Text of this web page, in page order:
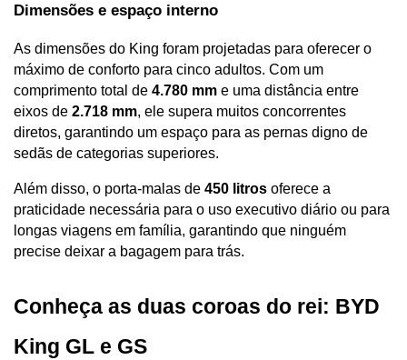
Dimensões e espaço interno
As dimensões do King foram projetadas para oferecer o
máximo de conforto para cinco adultos. Com um
comprimento total de 4.780 mm e uma distância entre
eixos de 2.718 mm, ele supera muitos concorrentes
diretos, garantindo um espaço para as pernas digno de
sedãs de categorias superiores.
Além disso, o porta-malas de 450 litros oferece a
praticidade necessária para o uso executivo diário ou para
longas viagens em família, garantindo que ninguém
precise deixar a bagagem para trás.
Conheça as duas coroas do rei: BYD
King GL e GS